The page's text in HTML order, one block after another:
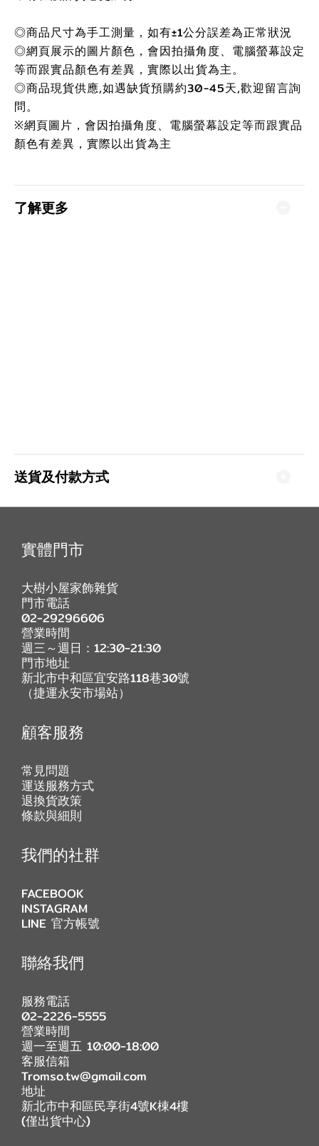
◎商品尺寸為手工測量，如有±1公分誤差為正常狀況
◎網頁展示的圖片顏色，會因拍攝角度、電腦螢幕設定
等而跟實品顏色有差異，實際以出貨為主。
◎商品現貨供應,如遇缺貨預購約30-45天,歡迎留言詢
問。
※網頁圖片，會因拍攝角度、電腦螢幕設定等而跟實品
顏色有差異，實際以出貨為主
了解更多
送貨及付款方式
實體門市
大樹小屋家飾雜貨
門市電話
02-29296606
營業時間
週三～週日：12:30-21:30
門市地址
新北市中和區宜安路118巷30號
（捷運永安市場站）
顧客服務
常見問題
運送服務方式
退換貨政策
條款與細則
我們的社群
FACEBOOK
INSTAGRAM
LINE 官方帳號
聯絡我們
服務電話
02-2226-5555
營業時間
週一至週五 10:00-18:00
客服信箱
Tromso.tw@gmail.com
地址
新北市中和區民享街4號K棟4樓
(僅出貨中心)